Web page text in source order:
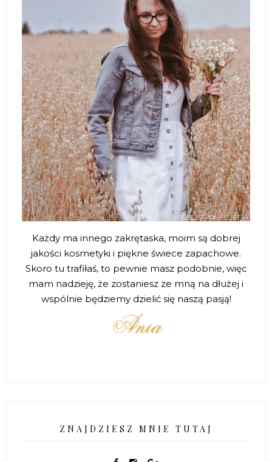
Każdy ma innego zakrętaska, moim są dobrej
jakości kosmetyki i piękne świece zapachowe.
Skoro tu trafiłaś, to pewnie masz podobnie, więc
mam nadzieję, że zostaniesz ze mną na dłużej i
wspólnie będziemy dzielić się naszą pasją!
ZNAJDZIESZ MNIE TUTAJ